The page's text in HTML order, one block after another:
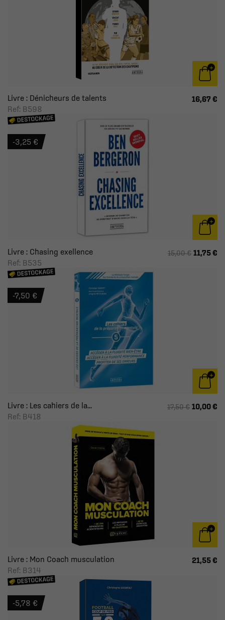
Livre : Dénicheurs de talents
Ref: B598
16,67 €
Livre : Chasing exellence
Ref: B535
15,00 € 11,75 €
-3,25 €
Livre : Les cahiers de la...
Ref: B418
17,50 € 10,00 €
-7,50 €
Livre : Mon Coach musculation
Ref: B314
21,55 €
-5,78 €